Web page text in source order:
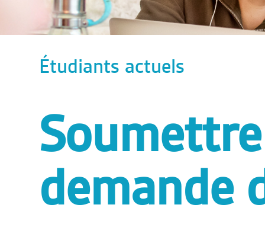
Étudiants actuels
demande